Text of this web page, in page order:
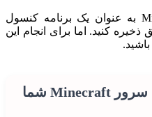
در لینوکس، می توانید از Minecraft به عنوان یک برنامه کنسول
ذخیره کنید. اما برای انجام این
کدام سرور IONOS برای سرور Minecraft شما